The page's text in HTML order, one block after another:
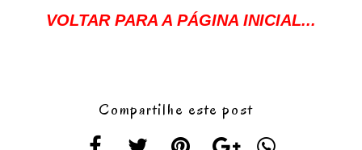
VOLTAR PARA A PÁGINA INICIAL...
Compartilhe este post